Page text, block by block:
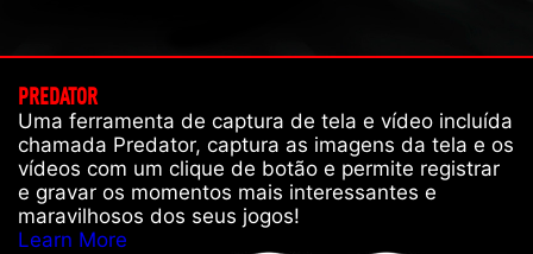
PREDATOR
Uma ferramenta de captura de tela e vídeo incluída
chamada Predator, captura as imagens da tela e os
vídeos com um clique de botão e permite registrar
e gravar os momentos mais interessantes e
maravilhosos dos seus jogos!
Learn More